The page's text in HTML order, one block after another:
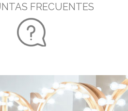
FRECUENTES